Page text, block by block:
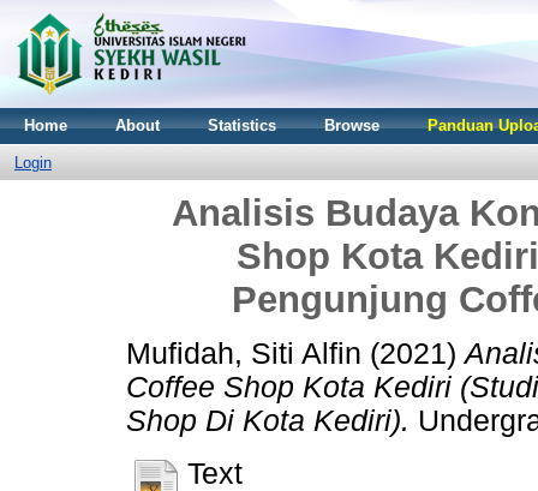
Home About Statistics Browse Panduan
Login
Analisis Budaya
Shop Kota
Pengunjung
Mufidah, Siti Alfin (2021)
Coffee Shop Kota Kediri
Shop Di Kota Kediri).
Text